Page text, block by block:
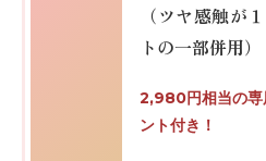
（ツヤ感触が
トの一部併用）
2,980円相当の専
ント付き！